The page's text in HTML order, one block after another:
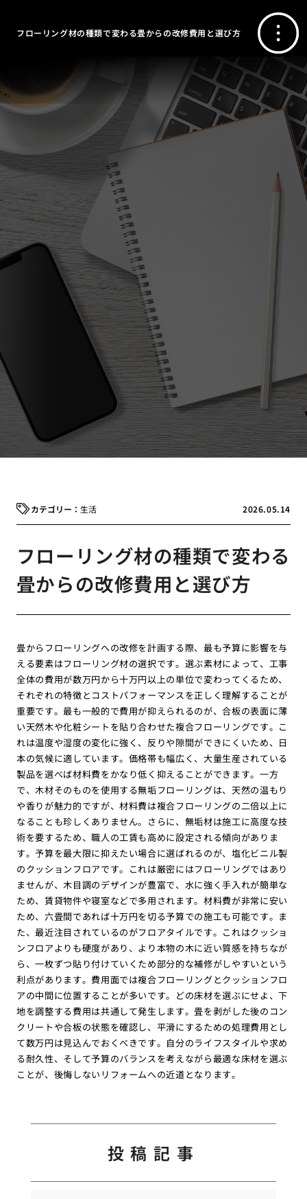
フローリング材の種類で変わる畳からの改修費用と選び方
2026.05.14
生活
フローリング材の種類で変わる
畳からの改修費用と選び方
畳からフローリングへの改修を計画する際、最も予算に影響を与
える要素はフローリング材の選択です。選ぶ素材によって、工事
全体の費用が数万円から十万円以上の単位で変わってくるため、
それぞれの特徴とコストパフォーマンスを正しく理解することが
重要です。最も一般的で費用が抑えられるのが、合板の表面に薄
い天然木や化粧シートを貼り合わせた複合フローリングです。こ
れは温度や湿度の変化に強く、反りや隙間ができにくいため、日
本の気候に適しています。価格帯も幅広く、大量生産されている
製品を選べば材料費をかなり低く抑えることができます。一方
で、木材そのものを使用する無垢フローリングは、天然の温もり
や香りが魅力的ですが、材料費は複合フローリングの二倍以上に
なることも珍しくありません。さらに、無垢材は施工に高度な技
術を要するため、職人の工賃も高めに設定される傾向がありま
す。予算を最大限に抑えたい場合に選ばれるのが、塩化ビニル製
のクッションフロアです。これは厳密にはフローリングではあり
ませんが、木目調のデザインが豊富で、水に強く手入れが簡単な
ため、賃貸物件や寝室などで多用されます。材料費が非常に安い
ため、六畳間であれば十万円を切る予算での施工も可能です。ま
た、最近注目されているのがフロアタイルです。これはクッショ
ンフロアよりも硬度があり、より本物の木に近い質感を持ちなが
ら、一枚ずつ貼り付けていくため部分的な補修がしやすいという
利点があります。費用面では複合フローリングとクッションフロ
アの中間に位置することが多いです。どの床材を選ぶにせよ、下
地を調整する費用は共通して発生します。畳を剥がした後のコン
クリートや合板の状態を確認し、平滑にするための処理費用とし
て数万円は見込んでおくべきです。自分のライフスタイルや求め
る耐久性、そして予算のバランスを考えながら最適な床材を選ぶ
ことが、後悔しないリフォームへの近道となります。
投稿記事